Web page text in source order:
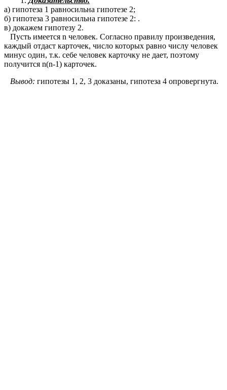
а) гипотеза 1 равносильна гипотезе 2;
б) гипотеза 3 равносильна гипотезе 2: .
в) докажем гипотезу 2.
Пусть имеется n человек. Согласно правилу произведения,
каждый отдаст карточек, число которых равно числу человек
минус один, т.к. себе человек карточку не дает, поэтому
получится n(n-1) карточек.
Вывод: гипотезы 1, 2, 3 доказаны, гипотеза 4 опровергнута.